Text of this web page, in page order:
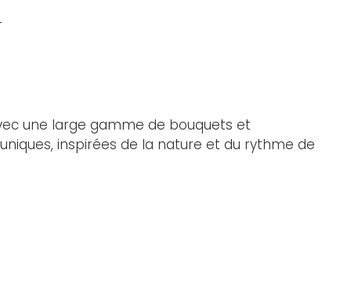
une large gamme de bouquets et
inspirées de la nature et du rythme de